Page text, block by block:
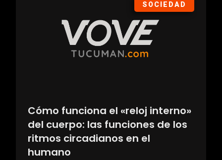
SOCIEDAD
Cómo funciona el «reloj interno»
del cuerpo: las funciones de los
ritmos circadianos en el
humano